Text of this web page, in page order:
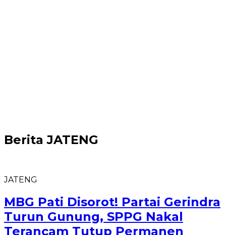
BeritaJATENG
JATENG
MBG Pati Disorot! Partai Gerindra
Turun Gunung, SPPG Nakal
Terancam Tutup Permanen